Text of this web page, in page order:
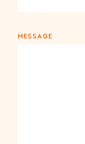
MESSAGE